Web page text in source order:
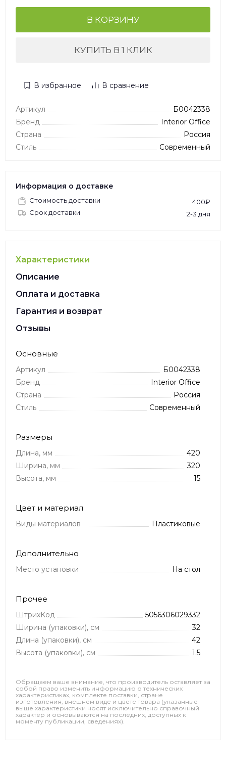
В КОРЗИНУ
КУПИТЬ В 1 КЛИК
В избранное В сравнение
Артикул
Б0042338
Бренд
Interior Office
Страна
Россия
Стиль
Современный
Информация о доставке
Стоимость доставки
400₽
Срок доставки
2-3 дня
Характеристики
Описание
Оплата и доставка
Гарантия и возврат
Отзывы
Основные
Артикул
Б0042338
Бренд
Interior Office
Страна
Россия
Стиль
Современный
Размеры
Длина, мм
420
Ширина, мм
320
Высота, мм
15
Цвет и материал
Виды материалов Пластиковые
Дополнительно
Место установки На стол
Прочее
ШтрихКод
5056306029332
Ширина (упаковки), см
32
Длина (упаковки), см
42
Высота (упаковки), см
1.5
Обращаем ваше внимание, что производитель оставляет за
собой право изменить информацию о технических
характеристиках, комплекте поставки, стране
изготовления, внешнем виде и цвете товара (указанные
выше характеристики носят исключительно справочный
характер и основываются на последних, доступных к
моменту публикации, сведениях).